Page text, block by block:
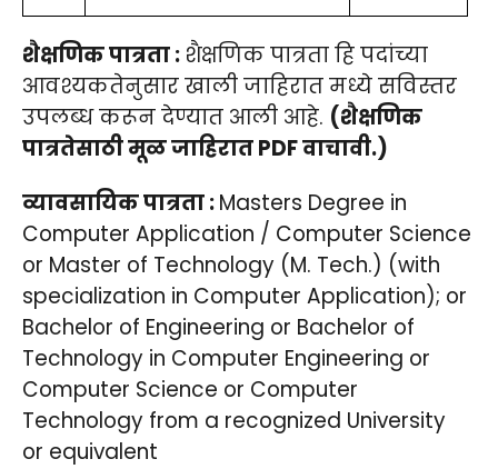
शैक्षणिक पात्रता : शैक्षणिक पात्रता हि पदांच्या
आवश्यकतेनुसार खाली जाहिरात मध्ये सविस्तर
उपलब्ध करून देण्यात आली आहे. (शैक्षणिक
पात्रतेसाठी मूळ जाहिरात PDF वाचावी.)
व्यावसायिक पात्रता :Masters Degree in
Computer Application / Computer Science
or Master of Technology (M. Tech.) (with
specialization in Computer Application); or
Bachelor of Engineering or Bachelor of
Technology in Computer Engineering or
Computer Science or Computer
Technology from a recognized University
or equivalent